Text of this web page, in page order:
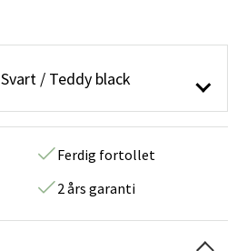
/ Teddy black
Ferdig fortollet
2 års garanti